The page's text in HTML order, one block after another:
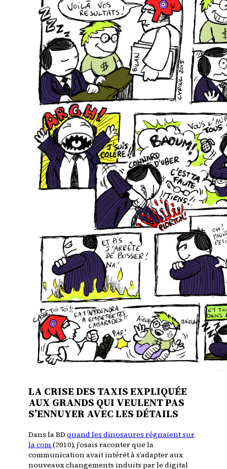
LA CRISE DES TAXIS EXPLIQUÉE
AUX GRANDS QUI VEULENT PAS
S’ENNUYER AVEC LES DÉTAILS
Dans la BD quand les dinosaures régnaient sur
la com(2010), j’osais raconter que la
communication avait intérêt à s’adapter aux
nouveaux changements induits par le digital